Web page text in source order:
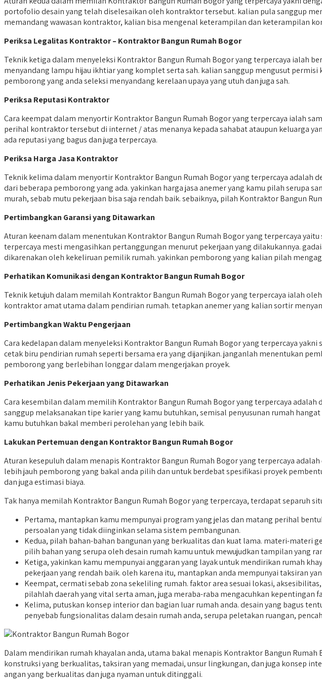
portofolio desain yang telah diselesaikan oleh kontraktor tersebut. kalian pula sanggup
memandang wawasan kontraktor, kalian bisa mengenal keterampilan dan keterampilan
Periksa Legalitas Kontraktor – Kontraktor Bangun Rumah Bogor
Teknik ketiga dalam menyeleksi Kontraktor Bangun Rumah Bogor yang terpercaya ialah
menyandang lampu hijau ikhtiar yang komplet serta sah. kalian sanggup mengusut
pemborong yang anda seleksi menyandang kerelaan upaya yang utuh dan juga sah.
Periksa Reputasi Kontraktor
Cara keempat dalam menyortir Kontraktor Bangun Rumah Bogor yang terpercaya ialah
perihal kontraktor tersebut di internet / atas menanya kepada sahabat ataupun keluarga
ada reputasi yang bagus dan juga terpercaya.
Periksa Harga Jasa Kontraktor
Teknik kelima dalam menyortir Kontraktor Bangun Rumah Bogor yang terpercaya
dari beberapa pemborong yang ada. yakinkan harga jasa anemer yang kamu pilah serupa
murah, sebab mutu pekerjaan bisa saja rendah baik. sebaiknya, pilah Kontraktor Bangun
Pertimbangkan Garansi yang Ditawarkan
Aturan keenam dalam menentukan Kontraktor Bangun Rumah Bogor yang terpercaya
terpercaya mesti mengasihkan pertanggungan menurut pekerjaan yang dilakukannya.
dikarenakan oleh kekeliruan pemilik rumah. yakinkan pemborong yang kalian pilah
Perhatikan Komunikasi dengan Kontraktor Bangun Rumah Bogor
Teknik ketujuh dalam memilah Kontraktor Bangun Rumah Bogor yang terpercaya ialah
kontraktor amat utama dalam pendirian rumah. tetapkan anemer yang kalian sortir
Pertimbangkan Waktu Pengerjaan
Cara kedelapan dalam menyeleksi Kontraktor Bangun Rumah Bogor yang terpercaya
cetak biru pendirian rumah seperti bersama era yang dijanjikan. janganlah menentukan
pemborong yang berlebihan longgar dalam mengerjakan proyek.
Perhatikan Jenis Pekerjaan yang Ditawarkan
Cara kesembilan dalam memilih Kontraktor Bangun Rumah Bogor yang terpercaya
sanggup melaksanakan tipe karier yang kamu butuhkan, semisal penyusunan rumah
kamu butuhkan bakal memberi perolehan yang lebih baik.
Lakukan Pertemuan dengan Kontraktor Bangun Rumah Bogor
Aturan kesepuluh dalam menapis Kontraktor Bangun Rumah Bogor yang terpercaya
lebih jauh pemborong yang bakal anda pilih dan untuk berdebat spesifikasi proyek
dan juga estimasi biaya.
Tak hanya memilah Kontraktor Bangun Rumah Bogor yang terpercaya, terdapat separuh
Pertama, mantapkan kamu mempunyai program yang jelas dan matang perihal
persoalan yang tidak diinginkan selama sistem pembangunan.
Kedua, pilah bahan-bahan bangunan yang berkualitas dan kuat lama. materi-materi
pilih bahan yang serupa oleh desain rumah kamu untuk mewujudkan tampilan yang
Ketiga, yakinkan kamu mempunyai anggaran yang layak untuk mendirikan rumah
pekerjaan yang rendah baik. oleh karena itu, mantapkan anda mempunyai taksiran
Keempat, cermati sebab zona sekeliling rumah. faktor area sesuai lokasi,
pilahlah daerah yang vital serta aman, juga meraba-raba mengacuhkan kepentingan
Kelima, putuskan konsep interior dan bagian luar rumah anda. desain yang bagus
penyebab fungsionalitas dalam desain rumah anda, serupa peletakan ruangan,
Dalam mendirikan rumah khayalan anda, utama bakal menapis Kontraktor Bangun
konstruksi yang berkualitas, taksiran yang memadai, unsur lingkungan, dan juga konsep
angan yang berkualitas dan juga nyaman untuk ditinggali.